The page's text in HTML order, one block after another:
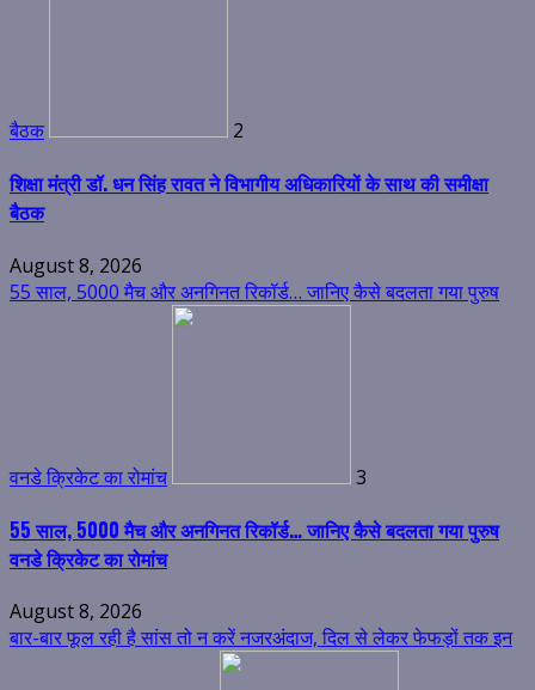
बैठक 2
शिक्षा मंत्री डॉ. धन सिंह रावत ने विभागीय अधिकारियों के साथ की समीक्षा
बैठक
August 8, 2026
55 साल, 5000 मैच और अनगिनत रिकॉर्ड… जानिए कैसे बदलता गया पुरुष
वनडे क्रिकेट का रोमांच 3
55 साल, 5000 मैच और अनगिनत रिकॉर्ड… जानिए कैसे बदलता गया पुरुष
वनडे क्रिकेट का रोमांच
August 8, 2026
बार-बार फूल रही है सांस तो न करें नजरअंदाज, दिल से लेकर फेफड़ों तक इन